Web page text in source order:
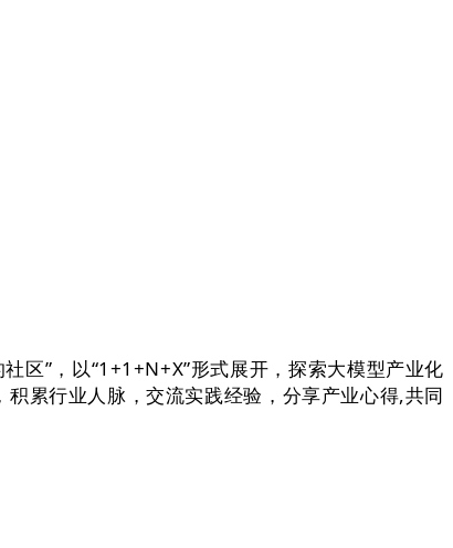
”，以“1+1+N+X”形式展开，探索大模型产业化
累行业人脉，交流实践经验，分享产业心得,共同